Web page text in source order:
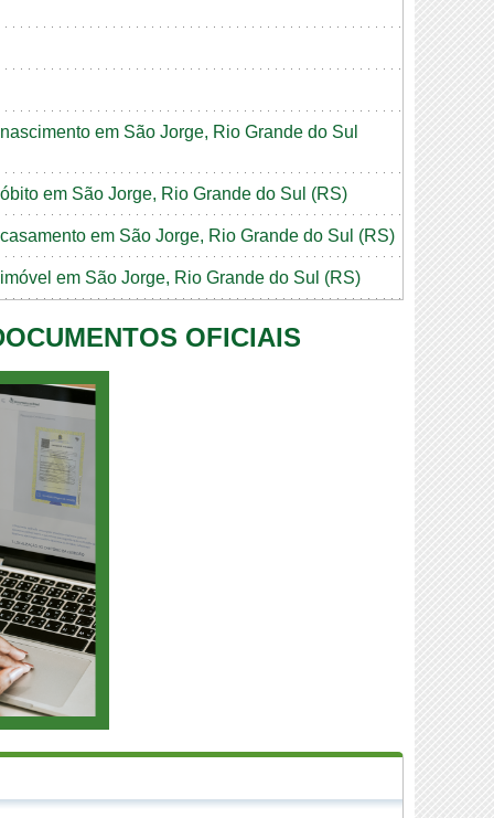
em São Jorge, Rio Grande do Sul
em São Jorge, Rio Grande do Sul (RS)
em São Jorge, Rio Grande do Sul (RS)
em São Jorge, Rio Grande do Sul (RS)
OFICIAIS